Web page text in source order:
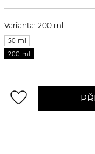
Varianta: 200 ml
50 ml
200 ml
favorite_border